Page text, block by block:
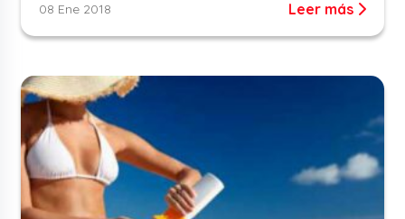
08 Ene 2018 Leer más